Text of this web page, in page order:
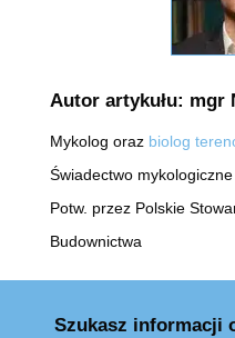
Autor artykułu: mgr
Mykolog oraz biolog
Świadectwo
Potw. przez Polskie
Budownictwa
Szukasz informacji